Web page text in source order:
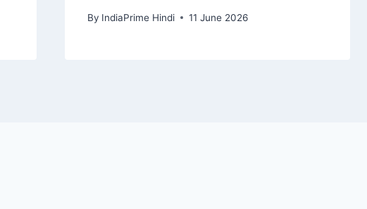
400 अंक गिरा – Navbharat Times
By IndiaPrime Hindi 11 June 2026